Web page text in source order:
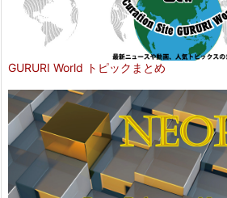
GURURI World トピックまとめ